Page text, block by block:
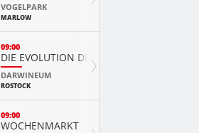
VOGELPARK
MARLOW
09:00
DIE EVOLUTION DER TIERE MIT PLAYMOBIL
DARWINEUM
ROSTOCK
09:00
WOCHENMARKT